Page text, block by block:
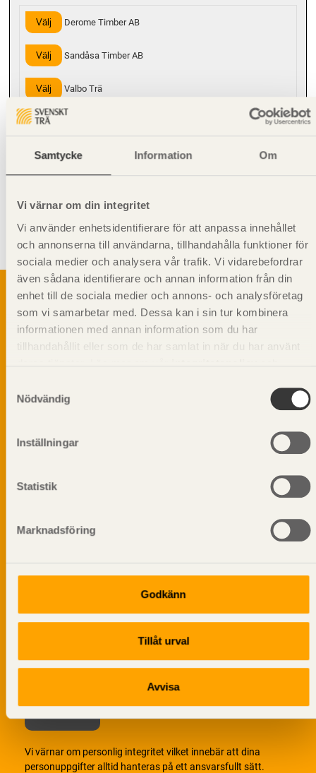
Samtycke Information Om
Vi värnar om din integritet
Vi använder enhetsidentifierare för att anpassa innehållet
och annonserna till användarna, tillhandahålla funktioner för
sociala medier och analysera vår trafik. Vi vidarebefordrar
även sådana identifierare och annan information från din
enhet till de sociala medier och annons- och analysföretag
som vi samarbetar med. Dessa kan i sin tur kombinera
informationen med annan information som du har
tillhandahållit eller som de har samlat in när du har använt
Nödvändig
Inställningar
Statistik
Marknadsföring
Godkänn
Tillåt urval
Avvisa
Välj Derome Timber AB
Välj Sandåsa Timber AB
Välj Valbo Trä
Välj
Giltighet
Svenskt Trä-id:SE00331
Gäller från och med:2024-08-15
Svenskt Träs Produktkatalog är svensk
sågverksnärings digitala produktkatalog för att
Vi värnar om personlig integritet vilket innebär att dina
personuppgifter alltid hanteras på ett ansvarsfullt sätt.